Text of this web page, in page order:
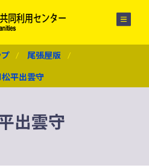
尾張屋版
平出雲守
出雲守